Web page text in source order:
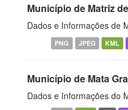
Município de Matriz
Dados e Informações de
PNG JPEG KML
Município de Mata
Dados e Informações do